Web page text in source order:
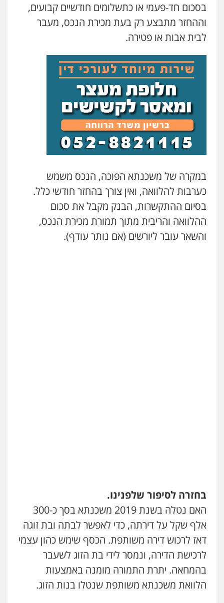
אייל בן שושן, עורך דין פלילי
פלילי מעצרים וחקירות פשיעה חמורה
נוער רישום פלילי
0522763105
עו"ד שאדי דבאח
פלילי פשיעה כלכלית תעבורה
0505643689
עו"ד יצחק איצקוביץ'
פלילי פשיעה חמורה צווארון לבן
0526655833
עו"ד אורנת קמרון
פלילי תעבורה עורכי דין לענייני אסירים
נוער
0505417090
שני אלגרבלי – משרד עורכי דין
0546470989
עו"ד אסף דוק
פלילי עבירות מין סמים והימורים פשיעה
חמורה חקירות ומעצרים צווארון לבן והונאה
0526885006
עו"ד תומר בנישתי
מעצרים וחקירות פשיעה
בסכום חד-פעמי או כתשלומים חודשיים קבועים,
וההחזר מתבצע רק בעת מכירת הנכס, מעבר
לבית אבות או פטירה.
במקרה של משכנתא הפוכה, הנכס משמש
כערבות להלוואה, ואין צורך בהחזר חודשי כלל.
בסיום ההתקשרות, הבנק מקבל את סכום
ההלוואה והריבית מתוך תמורת מכירת הנכס,
והשאר עובר ליורשים (אם נותר עודף).
בחזרה לסיפור שלפנינו.
האם נטלה בשנת 2019 משכנתא בסך כ-300
אלף שקל על דירתה, כדי לאפשר לבתה ובת זוגה
דאז לרכוש דירה משותפת. הכסף שימש כהון עצמי
לרכישת הדירה, ונמסר לידי בת הזוג לשעבר
בהמחאה. יתרת התמורה מומנה באמצעות
הלוואת משכנתא משותפת שנטלו בנות הזוג.